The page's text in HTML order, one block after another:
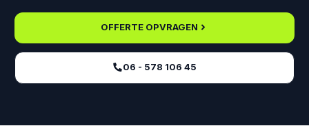
OFFERTE OPVRAGEN
06 - 578 106 45‬